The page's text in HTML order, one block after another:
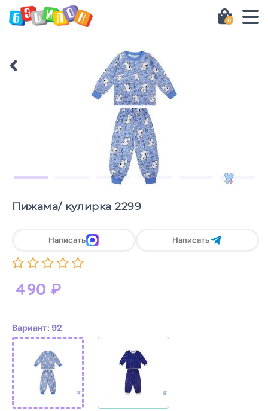
0
Пижама/ кулирка 2299
490 ₽
Написать Написать
Вариант: 92